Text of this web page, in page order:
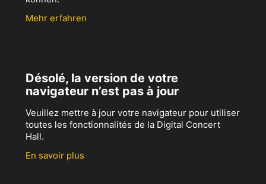
Mehr erfahren
Désolé, la version de votre
navigateur n’est pas à jour
Veuillez mettre à jour votre navigateur pour utiliser
toutes les fonctionnalités de la Digital Concert
Hall.
En savoir plus